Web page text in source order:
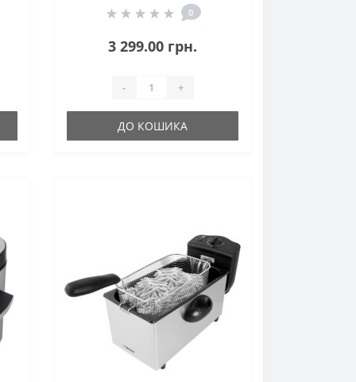
0
3 299.00 грн.
- +
ДО КОШИКА